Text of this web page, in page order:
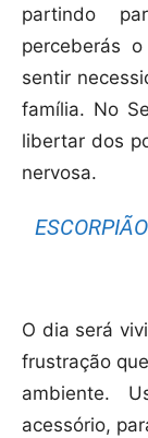
partindo
perceberás
sentir
família. No
libertar dos
nervosa.
O dia será
frustração
ambiente.
acessório,